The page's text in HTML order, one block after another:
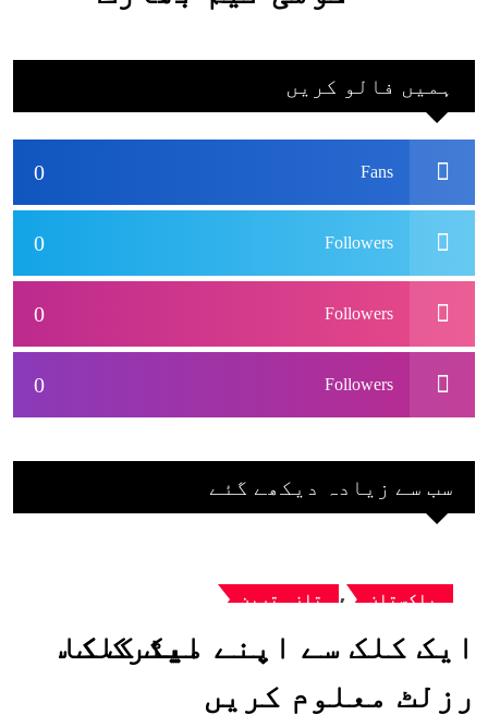
بھارتی ٹیم پاکستان
نہ آئے، محسن نقوی
ہمیں فالو کریں
0 Fans
0 Followers
0 Followers
0 Followers
سب سے زیادہ دیکھے گئے
پاکستان , تازہ ترین
ایک کلک سے اپنے میٹرک کا
رزلٹ معلوم کریں